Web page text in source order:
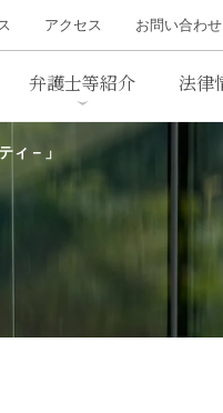
弁護士等紹介 法律
ーズレター
アクセス お問い合わせ
ィ－」